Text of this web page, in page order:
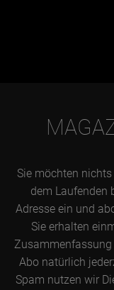
Sie möchten
dem Laufenden
Adresse ein und
Sie erhalten
Zusammenfassung
Abo natürlich
Spam nutzen wir